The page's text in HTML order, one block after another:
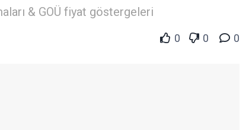
& GOÜ fiyat göstergeleri
0 0 0